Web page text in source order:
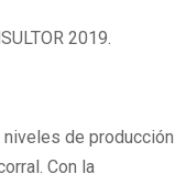
2019.
de producción
Con la